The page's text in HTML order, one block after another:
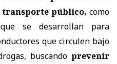
público, como
se desarrollan para
que circulen bajo
buscando prevenir